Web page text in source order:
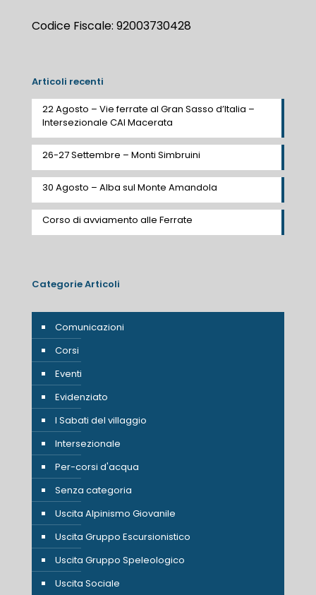
Codice Fiscale: 92003730428
Articoli recenti
22 Agosto – Vie ferrate al Gran Sasso d’Italia –
Intersezionale CAI Macerata
26-27 Settembre – Monti Simbruini
30 Agosto – Alba sul Monte Amandola
Corso di avviamento alle Ferrate
Categorie Articoli
Comunicazioni
Corsi
Eventi
Evidenziato
I Sabati del villaggio
Intersezionale
Per-corsi d'acqua
Senza categoria
Uscita Alpinismo Giovanile
Uscita Gruppo Escursionistico
Uscita Gruppo Speleologico
Uscita Sociale